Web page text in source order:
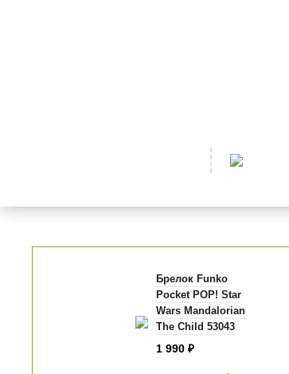
Брелок Funko
Pocket POP! Star
Wars Mandalorian
The Child 53043
1 990₽